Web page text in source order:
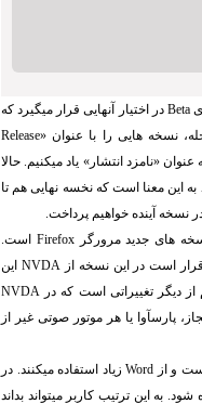
Beta در اختیار آنهایی قرار میگیرد که
نسخه هایی را با عنوان «Release
«نامزد انتشار» یاد میکنیم. حالا
این معنا است که نخسه نهایی هم تا
نسخه آینده خواهیم پرداخت.
های جدید مرورگرFirefox است.
قرار است در این نسخه ازNVDA این
دیگر تغییراتی است که در NVDA
پارسآوا یا هر موتور صوتی غیر از
و از Wordزیاد استفاده میکنند. در
شود. به این ترتیب کاربر میتواند بداند